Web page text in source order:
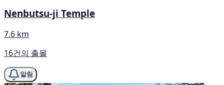
Nenbutsu-ji Temple
7.6 km
16건의 출몰
알림